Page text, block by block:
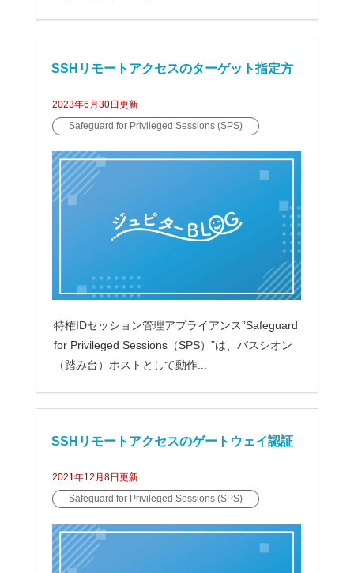
SSHリモートアクセスのターゲット指定方
法【Safeguard for Privileged Sessions（S
2023年6月30日 更新
Safeguard for Privileged Sessions (SPS)
特権IDセッション管理アプライアンス”Safeguard
for Privileged Sessions（SPS）”は、バスシオン
（踏み台）ホストとして動作...
SSHリモートアクセスのゲートウェイ認証
【Safeguard for Privileged Sessions（SP
2021年12月8日更新
Safeguard for Privileged Sessions (SPS)